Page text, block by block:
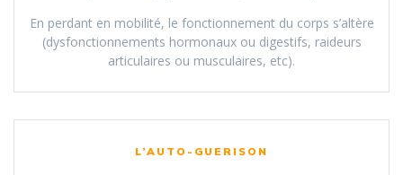
En perdant en mobilité, le fonctionnement du corps s’altère
(dysfonctionnements hormonaux ou digestifs, raideurs
articulaires ou musculaires, etc).
L’AUTO-GUERISON